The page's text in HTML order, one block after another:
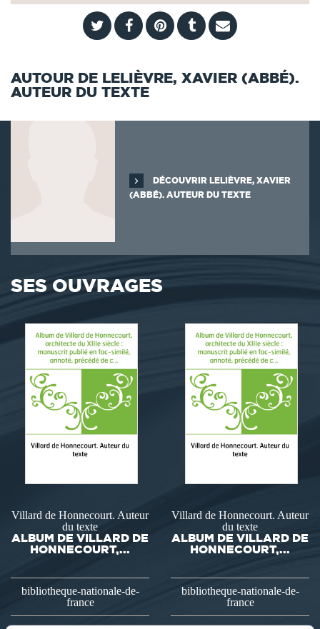
AUTOUR DE LELIÈVRE, XAVIER (ABBÉ).
AUTEUR DU TEXTE
DÉCOUVRIR LELIÈVRE, XAVIER
(ABBÉ). AUTEUR DU TEXTE
SES OUVRAGES
Villard de Honnecourt. Auteur
du texte
ALBUM DE VILLARD DE
HONNECOURT,...
bibliotheque-nationale-de-
france
Villard de Honnecourt. Auteur
du texte
ALBUM DE VILLARD DE
HONNECOURT,...
bibliotheque-nationale-de-
france